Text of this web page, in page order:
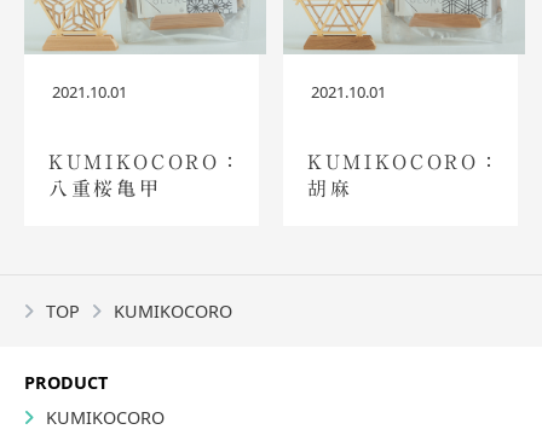
2021.10.01
KUMIKOCORO：
八重桜亀甲
2021.10.01
KUMIKOCORO：
胡麻
TOP KUMIKOCORO
PRODUCT
KUMIKOCORO